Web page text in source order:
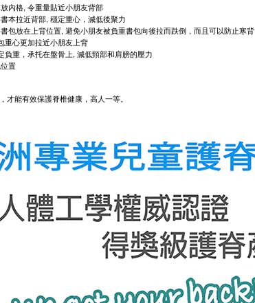
內格, 令重量貼近小朋友背部
本拉近背部, 穩定重心，減低後聚力
包放在上背位置, 避免小朋友被負重書包向後拉而跌倒，而且可以防止寒背
重心更加拉近小朋友上背
負重，承托在盤骨上, 減低頸部和肩膀的壓力
置
才能有效保護脊椎健康，高人一等。